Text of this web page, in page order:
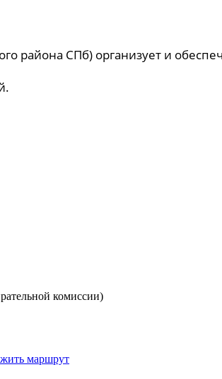
района СПб) организует и
комиссии)
маршрут